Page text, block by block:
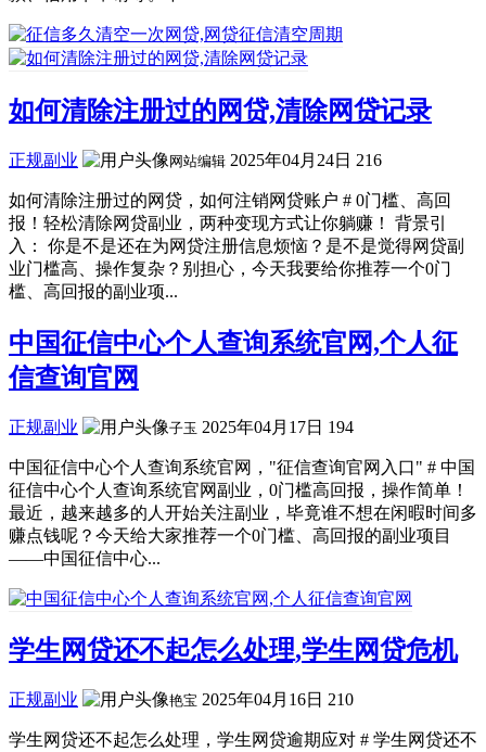
如何清除注册过的网贷,清除网贷记录
正规副业 网站编辑 2025年04月24日 216
如何清除注册过的网贷，如何注销网贷账户 # 0门槛、高回
报！轻松清除网贷副业，两种变现方式让你躺赚！ 背景引
入： 你是不是还在为网贷注册信息烦恼？是不是觉得网贷副
业门槛高、操作复杂？别担心，今天我要给你推荐一个0门
槛、高回报的副业项...
中国征信中心个人查询系统官网,个人征
信查询官网
正规副业 子玉 2025年04月17日 194
中国征信中心个人查询系统官网，"征信查询官网入口" # 中国
征信中心个人查询系统官网副业，0门槛高回报，操作简单！
最近，越来越多的人开始关注副业，毕竟谁不想在闲暇时间多
赚点钱呢？今天给大家推荐一个0门槛、高回报的副业项目
——中国征信中心...
学生网贷还不起怎么处理,学生网贷危机
正规副业 艳宝 2025年04月16日 210
学生网贷还不起怎么处理，学生网贷逾期应对 # 学生网贷还不